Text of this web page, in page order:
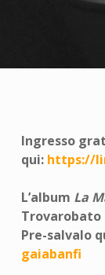
Ingresso
qui: https://
L’album La
Trovarobato
Pre-salvalo
gaiabanfi